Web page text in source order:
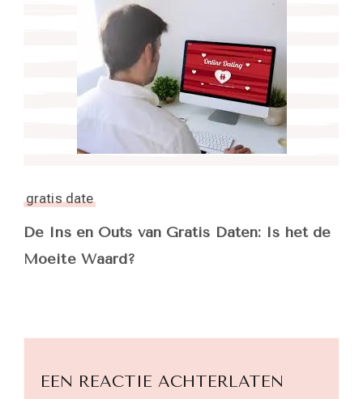
gratis date
De Ins en Outs van Gratis Daten: Is het de
Moeite Waard?
EEN REACTIE ACHTERLATEN